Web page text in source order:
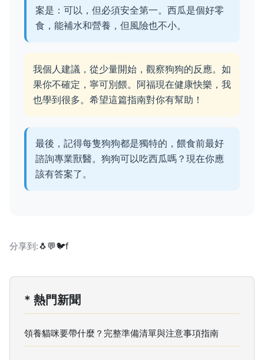
案是：可以，但必須安全第一。西瓜是個好零
食，能補水和營養，但風險也不小。
我個人建議，從少量開始，觀察狗狗的反應。如
果你不確定，寧可別餵。阿福現在健康快樂，我
也學到很多。希望這篇指南對你有幫助！
最後，記得每隻狗狗都是獨特的，餵食前最好
諮詢專業獸醫。狗狗可以吃西瓜嗎？現在你應
該有答案了。
分享到:🐧💬🐦f
* 熱門新聞
領養貓咪要帶什麼？完整準備清單與注意事項指南